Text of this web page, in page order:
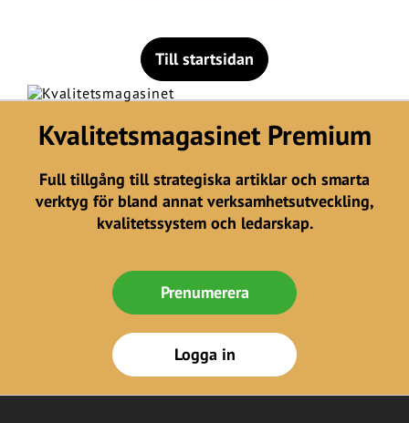
Till startsidan
Kvalitetsmagasinet Premium
Full tillgång till strategiska artiklar och smarta
verktyg för bland annat verksamhetsutveckling,
kvalitetssystem och ledarskap.
Prenumerera
Logga in